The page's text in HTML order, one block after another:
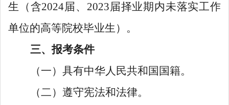
生（含2024届、2023届择业期内未落实工作
单位的高等院校毕业生）。
三、报考条件
（一）具有中华人民共和国国籍。
（二）遵守宪法和法律。